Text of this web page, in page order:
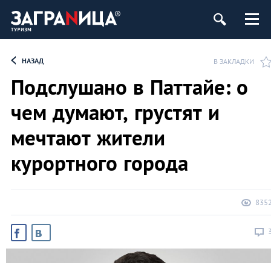
НАЗАД В ЗАКЛАДКИ
Подслушано в Паттайе: о
чем думают, грустят и
мечтают жители
курортного города